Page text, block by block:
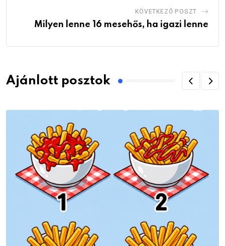
KÖVETKEZŐ POSZT
Milyen lenne 16 mesehős, ha igazi lenne
Ajánlott posztok